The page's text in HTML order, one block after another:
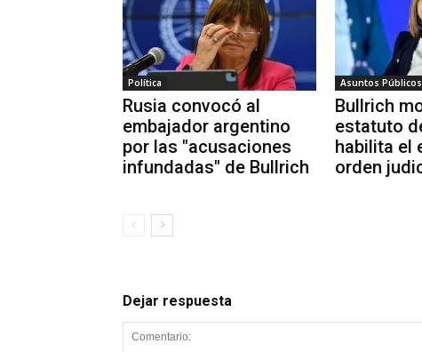
Política
Rusia convocó al
embajador argentino
por las "acusaciones
infundadas" de Bullrich
Asuntos Públicos
Bullrich
estatuto
habilita el
orden
Dejar respuesta